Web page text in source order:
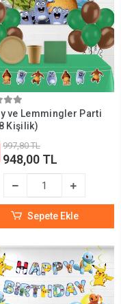
ve temaya
doğru adres:Parti
ve Lemmingler Parti
Kişilik)
997,80 TL
948,00 TL
Sepete Ekle